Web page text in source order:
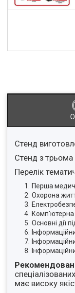
Стенд
Стенд з
Перелік
Перша
Охорона
Комп'ютерна
Основні дії
має високу